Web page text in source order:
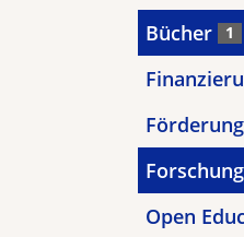
Bücher 1
Förderung
Open